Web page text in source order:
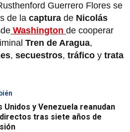
Guerrero Flores se
de la captura de Nicolás
Washington de cooperar
Tren de Aragua,
, secuestros, tráfico y trata
Unidos y Venezuela reanudan
tras siete años de